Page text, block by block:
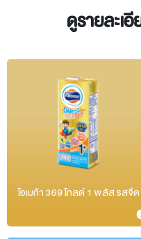
ดูรายละเ
โอเมก้า 369 โกลด์ 1 พลัส รสจืด